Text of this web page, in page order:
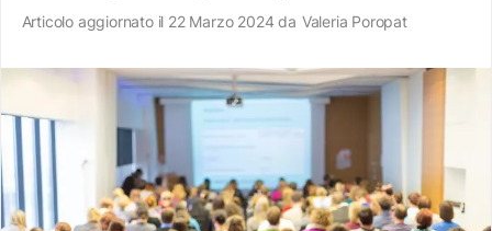
Articolo aggiornato il 22 Marzo 2024 da Valeria Poropat